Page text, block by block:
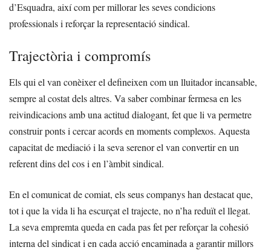
d’Esquadra, així com per millorar les seves condicions
professionals i reforçar la representació sindical.
Trajectòria i compromís
Els qui el van conèixer el defineixen com un lluitador incansable,
sempre al costat dels altres. Va saber combinar fermesa en les
reivindicacions amb una actitud dialogant, fet que li va permetre
construir ponts i cercar acords en moments complexos. Aquesta
capacitat de mediació i la seva serenor el van convertir en un
referent dins del cos i en l’àmbit sindical.
En el comunicat de comiat, els seus companys han destacat que,
tot i que la vida li ha escurçat el trajecte, no n’ha reduït el llegat.
La seva empremta queda en cada pas fet per reforçar la cohesió
interna del sindicat i en cada acció encaminada a garantir millors